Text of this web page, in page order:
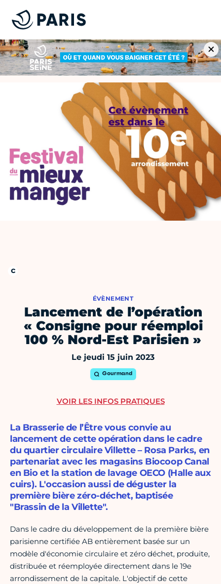
ÉVÈNEMENT
Lancement de l’opération
« Consigne pour réemploi
100 % Nord-Est Parisien »
Le jeudi 15 juin 2023
Gourmand
La Brasserie de l’Être vous convie au
lancement de cette opération dans le cadre
du quartier circulaire Villette – Rosa Parks, en
partenariat avec les magasins Biocoop Canal
en Bio et la station de lavage OECO (Halle aux
cuirs). L'occasion aussi de déguster la
première bière zéro-déchet, baptisée
"Brassin de la Villette".
Dans le cadre du développement de la première bière
parisienne certifiée AB entièrement basée sur un
modèle d'économie circulaire et zéro déchet, produite,
distribuée et réemployée directement dans le 19e
arrondissement de la capitale. L'objectif de cette
VOIR LES INFOS PRATIQUES